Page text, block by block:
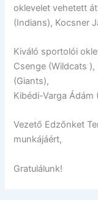
oklevelet vehetett
(Indians), Kocsner
Kiváló sportolói
Csenge (Wildcats
(Giants),
Kibédi-Varga Ádám
Vezető Edzőnket
munkájáért,
Gratulálunk!